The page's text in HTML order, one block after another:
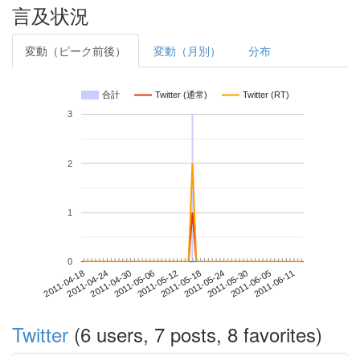
言及状況
変動（ピーク前後） 変動（月別） 分布
合計 Twitter (通常) Twitter (RT)
2011-04-182011-04-242011-04-302011-05-062011-05-122011-05-182011-05-242011-05-302011-06-052011-06-11
0
1
2
3
Twitter (6 users, 7 posts, 8 favorites)